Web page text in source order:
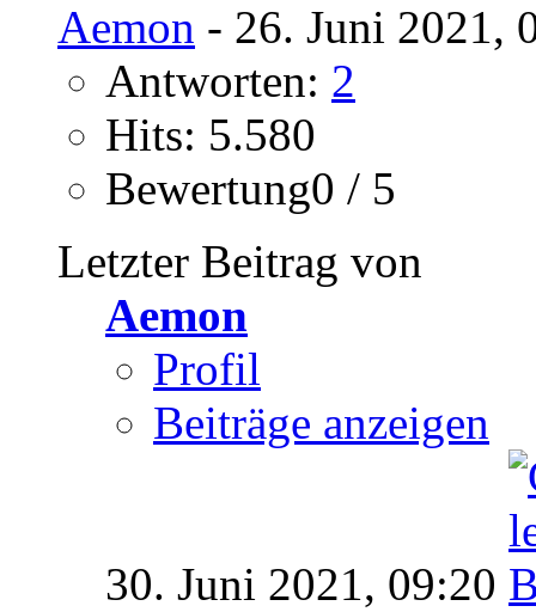
Aemon - 26. Juni 2021,
Antworten: 2
Hits: 5.580
Bewertung0 / 5
Letzter Beitrag von
Aemon
Profil
Beiträge anzeigen
30. Juni 2021, 09:20